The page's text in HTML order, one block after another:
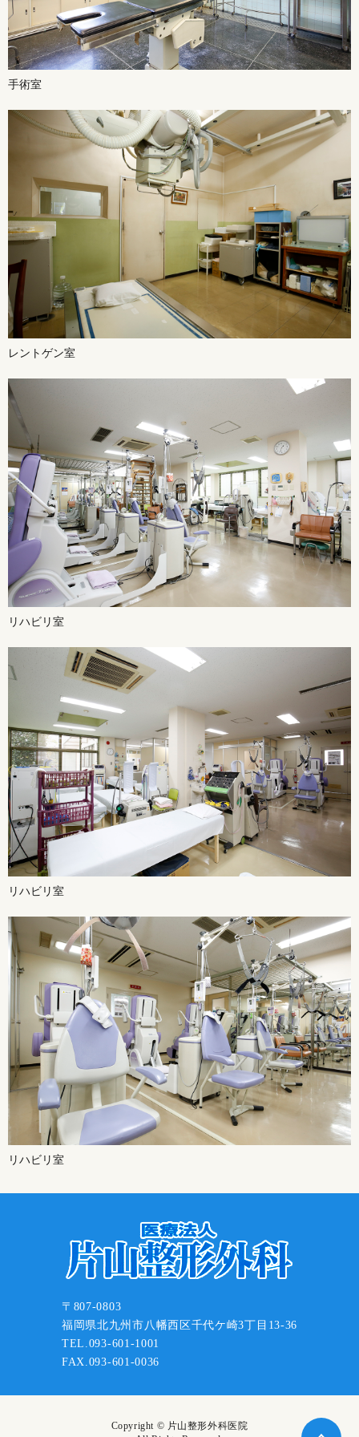
手術室
レントゲン室
リハビリ室
リハビリ室
リハビリ室
〒807-0803
福岡県北九州市八幡西区千代ケ崎3丁目13-36
TEL.093-601-1001
FAX.093-601-0036
Copyright © 片山整形外科医院